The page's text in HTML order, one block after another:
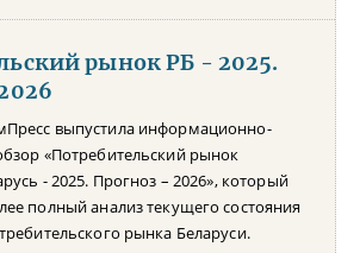
рынок РБ - 2025.
выпустила информационно-
«Потребительский рынок
- 2025. Прогноз – 2026», который
полный анализ текущего состояния
рынка Беларуси.